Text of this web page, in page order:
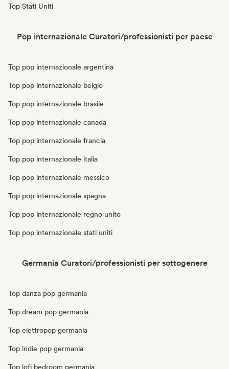
Top Stati Uniti
Pop internazionale Curatori/professionisti per paese
Top pop internazionale argentina
Top pop internazionale belgio
Top pop internazionale brasile
Top pop internazionale canada
Top pop internazionale francia
Top pop internazionale italia
Top pop internazionale messico
Top pop internazionale spagna
Top pop internazionale regno unito
Top pop internazionale stati uniti
Germania Curatori/professionisti per sottogenere
Top danza pop germania
Top dream pop germania
Top elettropop germania
Top indie pop germania
Top lofi bedroom germania